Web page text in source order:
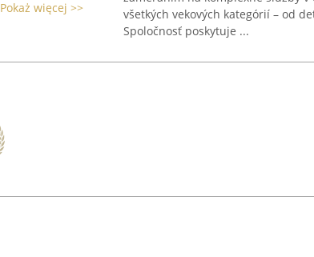
Pokaż więcej >>
všetkých vekových kategórií – od
Spoločnosť poskytuje ...